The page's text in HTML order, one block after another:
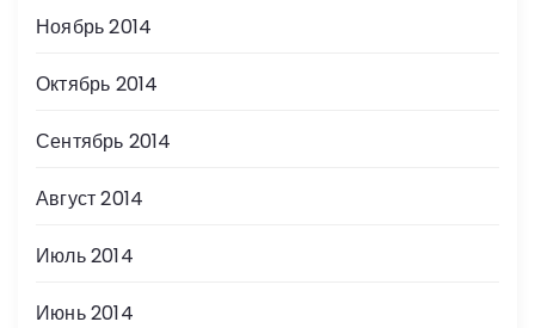
Ноябрь 2014
Октябрь 2014
Сентябрь 2014
Август 2014
Июль 2014
Июнь 2014